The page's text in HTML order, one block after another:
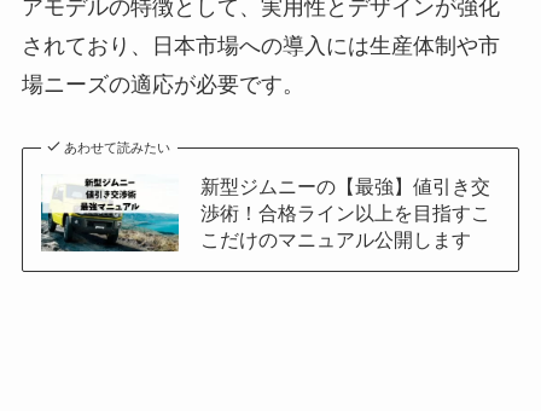
アモデルの特徴として、実用性とデザインが強化
されており、日本市場への導入には生産体制や市
場ニーズの適応が必要です。
あわせて読みたい
新型ジムニーの【最強】値引き交
渉術！合格ライン以上を目指すこ
こだけのマニュアル公開します